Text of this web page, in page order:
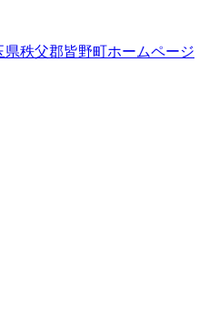
秩父郡皆野町ホームページ